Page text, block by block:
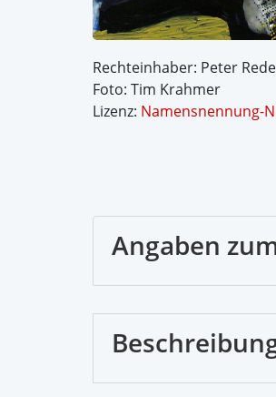
Rechteinhaber: Peter
Foto: Tim Krahmer
Lizenz: Namensnennung-
Angaben